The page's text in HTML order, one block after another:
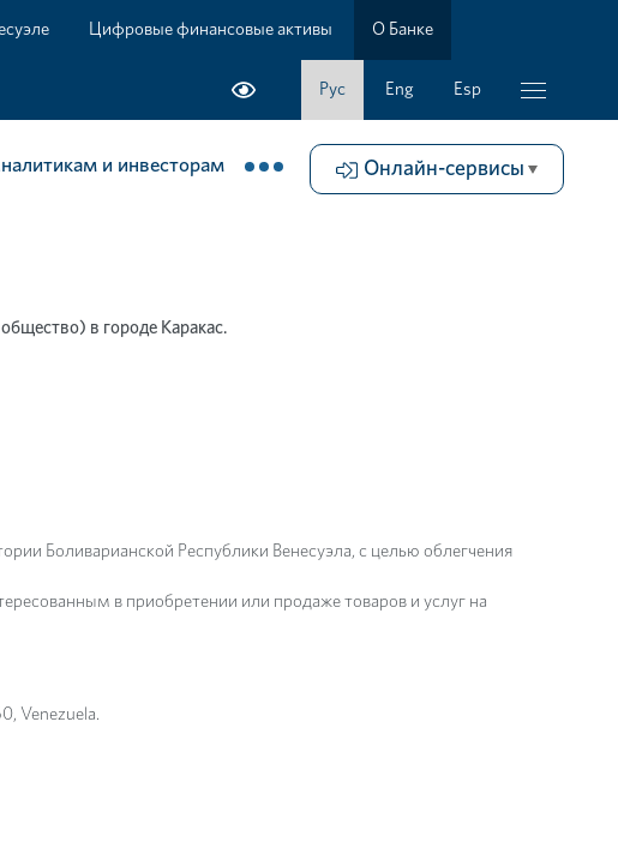
Цифровые финансовые активы О Банке
Рус Eng Esp
Онлайн-сервисы
и инвесторам
в городе Каракас.
Боливарианской Республики Венесуэла, с целью облегчения
в приобретении или продаже товаров и услуг на
Venezuela.